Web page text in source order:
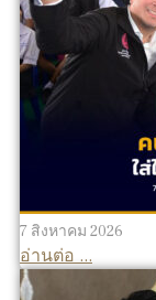
7 สิงหาคม 2026
อ่านต่อ ...